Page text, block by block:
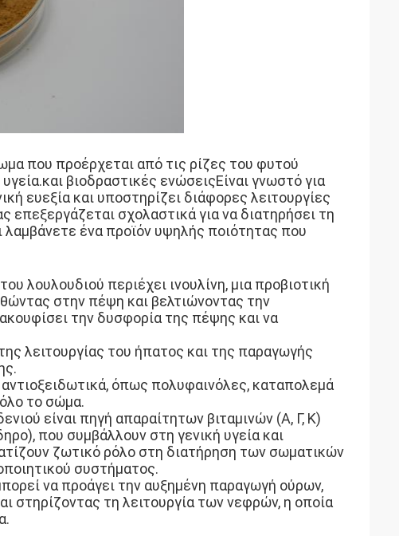
που προέρχεται από τις ρίζες του φυτού
βιοδραστικές ενώσειςΕίναι γνωστό για
ευεξία και υποστηρίζει διάφορες λειτουργίες
σχολαστικά για να διατηρήσει τη
λαμβάνετε ένα προϊόν υψηλής ποιότητας που
λουλουδιού περιέχει ινουλίνη, μια προβιοτική
στην πέψη και βελτιώνοντας την
την δυσφορία της πέψης και να
λειτουργίας του ήπατος και της παραγωγής
αντιοξειδωτικά, όπως πολυφαινόλες, καταπολεμά
το σώμα.
είναι πηγή απαραίτητων βιταμινών (Α, Γ, Κ)
που συμβάλλουν στη γενική υγεία και
ζωτικό ρόλο στη διατήρηση των σωματικών
συστήματος.
να προάγει την αυξημένη παραγωγή ούρων,
στηρίζοντας τη λειτουργία των νεφρών, η οποία